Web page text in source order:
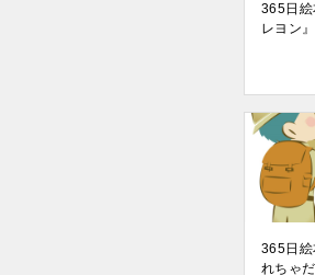
365日絵
レヨン
365日
れちゃだ